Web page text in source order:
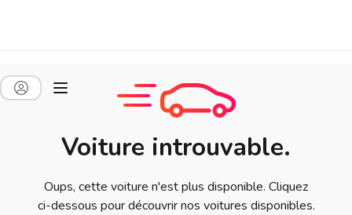
Voiture introuvable.
Oups, cette voiture n'est plus disponible. Cliquez
ci-dessous pour découvrir nos voitures disponibles.